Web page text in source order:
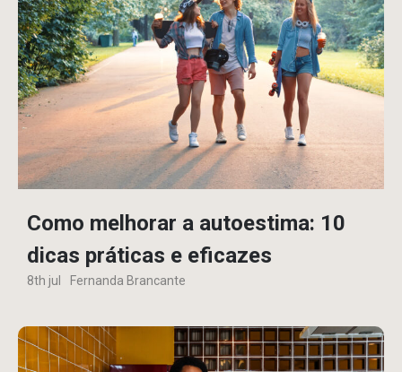
Como melhorar a autoestima: 10
dicas práticas e eficazes
8th jul Fernanda Brancante